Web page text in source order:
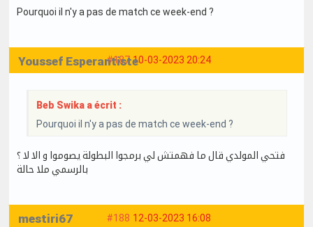
Pourquoi il n'y a pas de match ce week-end ?
#187 10-03-2023 20:24
Youssef Esperantiste
Beb Swika a écrit :
Pourquoi il n'y a pas de match ce week-end ?
فتحي المولدي قال ما فهمتش لي برمجوا البطولة يصوموا و الا لا ؟
بالرسمي ملا حالة
#188 12-03-2023 16:08
mestiri67